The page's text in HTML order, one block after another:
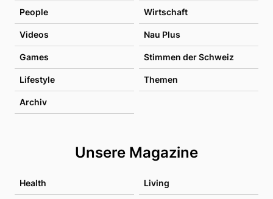
People Wirtschaft
Videos Nau Plus
Games Stimmen der Schweiz
Lifestyle Themen
Archiv
Unsere Magazine
Health Living